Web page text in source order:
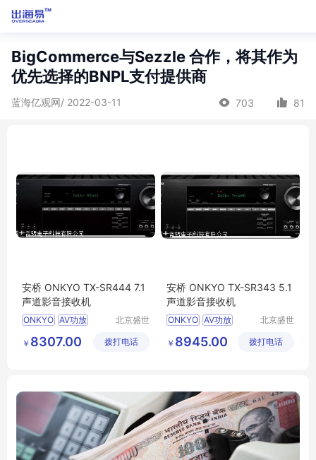
BigCommerce与Sezzle 合作，将其作为
优先选择的BNPL支付提供商
蓝海亿观网/ 2022-03-11 703 81
安桥 ONKYO TX-SR444 7.1
声道影音接收机
ONKYO AV功放
北京盛世
科技有限
￥ 8307.00 拨打电话
安桥 ONKYO TX-SR343 5.1
声道影音接收机
ONKYO AV功放
北京盛世
科技有限
￥ 8945.00 拨打电话